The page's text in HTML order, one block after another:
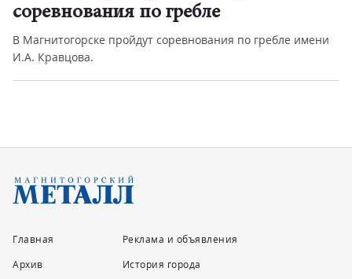
соревнования по гребле
В Магнитогорске пройдут соревнования по гребле имени
И.А. Кравцова.
Главная
Архив
Реклама и объявления
История города